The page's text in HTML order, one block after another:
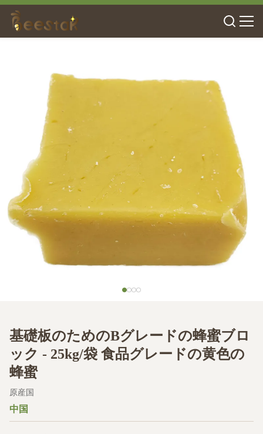
基礎板のためのBグレードの蜂蜜ブロ
ック - 25kg/袋 食品グレードの黄色の
蜂蜜
原産国
中国